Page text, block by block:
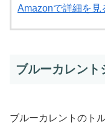
Amazonで詳細を見
ブルーカレント
ブルーカレントのト